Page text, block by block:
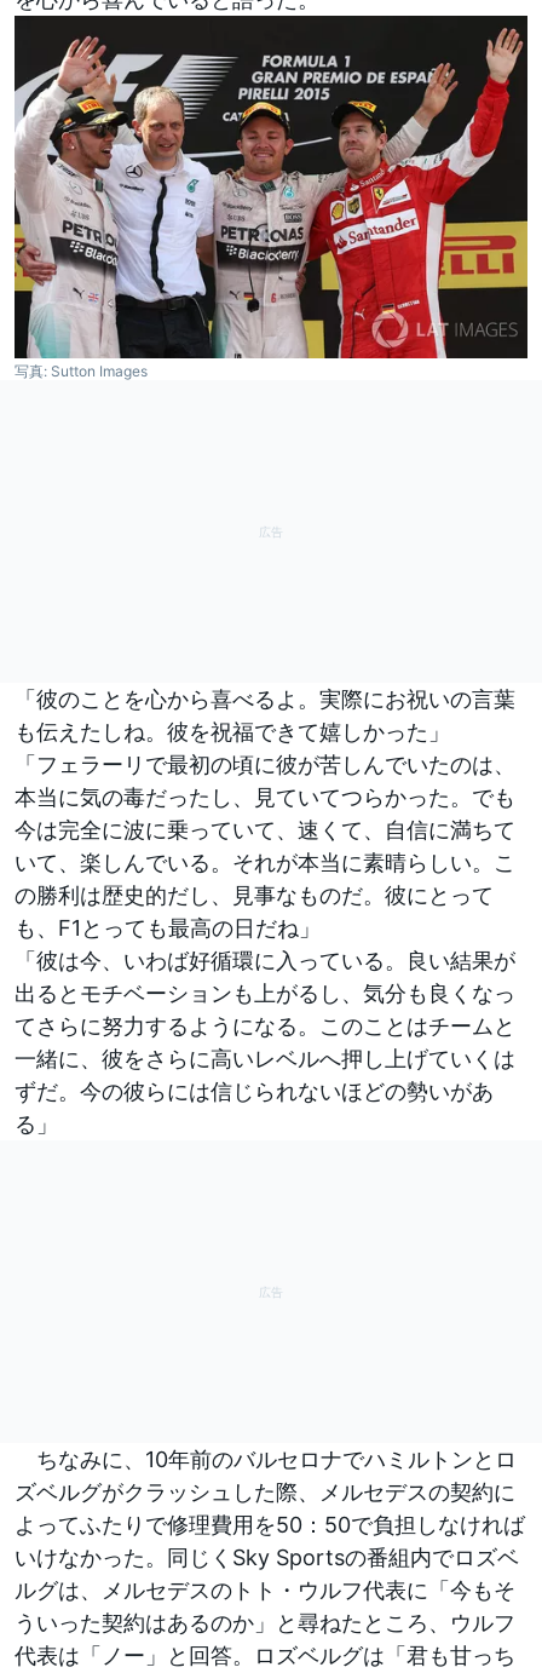
写真: Sutton Images
「彼のことを心から喜べるよ。実際にお祝いの言葉
も伝えたしね。彼を祝福できて嬉しかった」
「フェラーリで最初の頃に彼が苦しんでいたのは、
本当に気の毒だったし、見ていてつらかった。でも
今は完全に波に乗っていて、速くて、自信に満ちて
いて、楽しんでいる。それが本当に素晴らしい。こ
の勝利は歴史的だし、見事なものだ。彼にとって
も、F1とっても最高の日だね」
「彼は今、いわば好循環に入っている。良い結果が
出るとモチベーションも上がるし、気分も良くなっ
てさらに努力するようになる。このことはチームと
一緒に、彼をさらに高いレベルへ押し上げていくは
ずだ。今の彼らには信じられないほどの勢いがあ
る」
ちなみに、10年前のバルセロナでハミルトンとロ
ズベルグがクラッシュした際、メルセデスの契約に
よってふたりで修理費用を50：50で負担しなければ
いけなかった。同じくSky Sportsの番組内でロズベ
ルグは、メルセデスのトト・ウルフ代表に「今もそ
ういった契約はあるのか」と尋ねたところ、ウルフ
代表は「ノー」と回答。ロズベルグは「君も甘っち